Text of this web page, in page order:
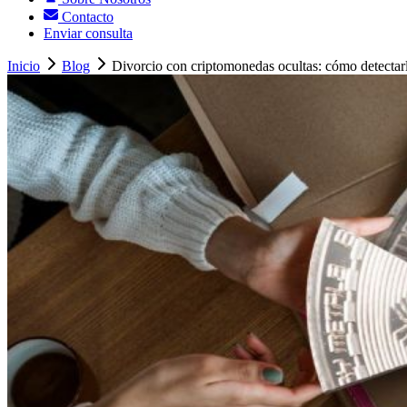
Contacto
Enviar consulta
Inicio Blog Divorcio con criptomonedas ocultas: cómo